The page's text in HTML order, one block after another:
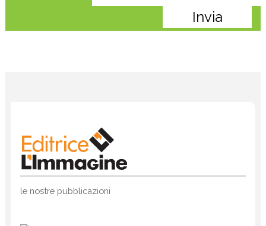
le nostre pubblicazioni